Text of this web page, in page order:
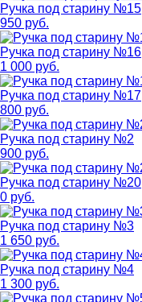
Ручка под старину №15
950 руб.
Ручка под старину №16
1 000 руб.
Ручка под старину №17
800 руб.
Ручка под старину №2
900 руб.
Ручка под старину №20
0 руб.
Ручка под старину №3
1 650 руб.
Ручка под старину №4
1 300 руб.